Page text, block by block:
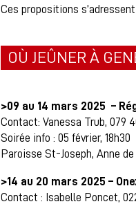
Ces propositions
OÙ JEÛNER À
>09 au 14 mars 2025 –
Contact: Vanessa Trub, 079
Soirée info : 05 février, 18h30
Paroisse St-Joseph, Anne de
>14 au 20 mars 2025 –
Contact : Isabelle Poncet,